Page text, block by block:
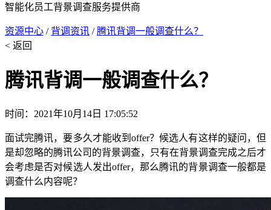
智能化员工背景调查服务提供商
资源中心 / 背调资讯 / 腾讯背调一般调查什么？
< 返回
腾讯背调一般调查什么？
时间：2021年10月14日 17:05:52
面试完腾讯，要多久才能收到offer？候选人有这样的疑问，但
是却忽略的腾讯公司的背景调查，只有在背景调查完成之后才
会考虑是否对候选人发出offer，那么腾讯的背景调查一般都是
调查什么内容呢？